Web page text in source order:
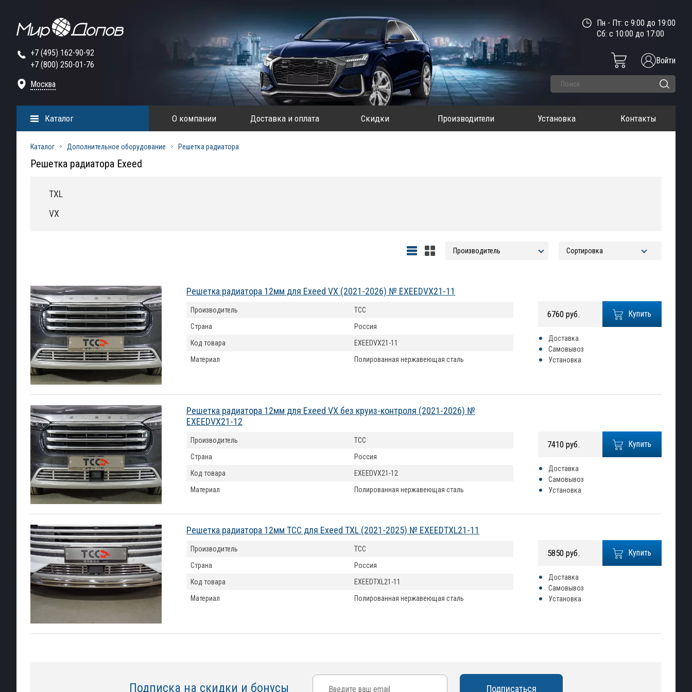
+7 (495) 162-90-92
+7 (800) 250-01-76
Москва
Пн - Пт: с 9:00 до 19:00
Сб: с 10:00 до 17:00
Войти
О компании Доставка и оплата Скидки Производители Установка Контакты
Каталог
Каталог Дополнительное оборудование Решетка радиатора
Решетка радиатора Exeed
TXL
VX
Решетка радиатора 12мм для Exeed VX (2021-2026) № EXEEDVX21-11
Купить
6760 руб.
Доставка
Самовывоз
Установка
Производитель
ТСС
Страна
Россия
Код товара
EXEEDVX21-11
Материал
Полированная нержавеющая сталь
Решетка радиатора 12мм для Exeed VX без круиз-контроля (2021-2026) №
EXEEDVX21-12
Купить
7410 руб.
Доставка
Самовывоз
Установка
Производитель
ТСС
Страна
Россия
Код товара
EXEEDVX21-12
Материал
Полированная нержавеющая сталь
Решетка радиатора 12мм ТСС для Exeed TXL (2021-2025) № EXEEDTXL21-11
Купить
5850 руб.
Доставка
Самовывоз
Установка
Производитель
ТСС
Страна
Россия
Код товара
EXEEDTXL21-11
Материал
Полированная нержавеющая сталь
Подписка на скидки и бонусы